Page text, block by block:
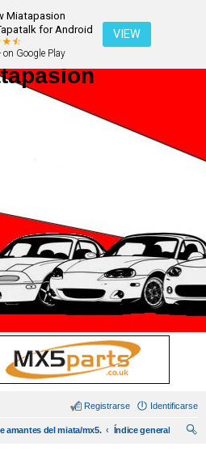
Miatapasion
for Android
on Google Play
VIEW
Identificarse
Registrarse
amantes del miata/mx5.
Índice general